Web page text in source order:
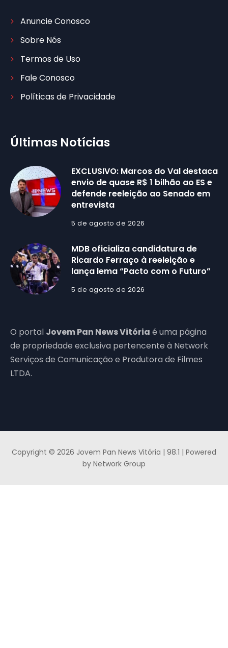
Anuncie Conosco
Sobre Nós
Termos de Uso
Fale Conosco
Políticas de Privacidade
Últimas Notícias
EXCLUSIVO: Marcos do Val destaca
envio de quase R$ 1 bilhão ao ES e
defende reeleição ao Senado em
entrevista
5 de agosto de 2026
MDB oficializa candidatura de
Ricardo Ferraço à reeleição e
lança lema “Pacto com o Futuro”
5 de agosto de 2026
O portal Jovem Pan News Vitória é uma página
de propriedade exclusiva pertencente à Network
Serviços de Comunicação e Produtora de Filmes
LTDA.
Copyright © 2026 Jovem Pan News Vitória | 98.1 | Powered
by Network Group